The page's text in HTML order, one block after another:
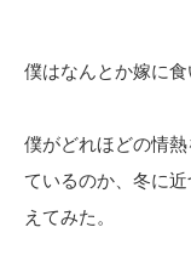
僕はなんとか嫁に食
僕がどれほどの情
ているのか、冬に
えてみた。